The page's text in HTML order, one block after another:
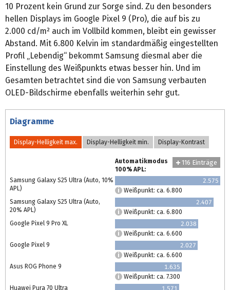
10 Prozent kein Grund zur Sorge sind. Zu den besonders
hellen Displays im Google Pixel 9 (Pro), die auf bis zu
2.000 cd/m² auch im Vollbild kommen, bleibt ein gewisser
Abstand. Mit 6.800 Kelvin im standardmäßig eingestellten
Profil „Lebendig“ bekommt Samsung diesmal aber die
Einstellung des Weißpunkts etwas besser hin. Und im
Gesamten betrachtet sind die von Samsung verbauten
OLED-Bildschirme ebenfalls weiterhin sehr gut.
Diagramme
Display-Helligkeit max. Display-Helligkeit min. Display-Kontrast
116 Einträge
Automatikmodus
100% APL:
Samsung Galaxy S25 Ultra (Auto, 10%
APL)
2.575
Weißpunkt: ca. 6.800
Samsung Galaxy S25 Ultra (Auto,
20% APL)
2.407
Weißpunkt: ca. 6.800
Google Pixel 9 Pro XL
2.038
Weißpunkt: ca. 6.600
Google Pixel 9
2.027
Weißpunkt: ca. 6.600
Asus ROG Phone 9
1.635
Weißpunkt: ca. 7.300
Huawei Pura 70 Ultra
1.571